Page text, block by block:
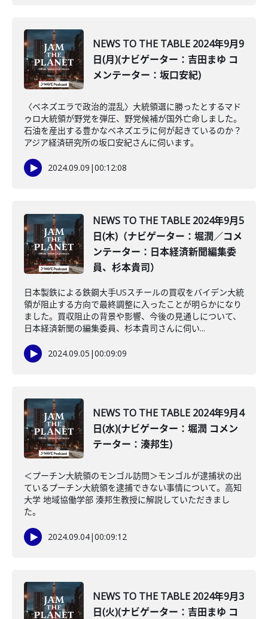
NEWS TO THE TABLE 2024年9月9
日(月)(ナビゲーター：吉田まゆ コ
メンテーター：坂口安紀)
〈ベネズエラで政治的混乱〉大統領選に勝ったとするマド
ゥロ大統領が野党を弾圧、野党候補が国外亡命しました。
石油を産出する豊かなベネズエラに何が起きているのか？
アジア経済研究所の坂口安紀さんに伺います。
2024.09.09 |00:12:08
NEWS TO THE TABLE 2024年9月5
日(木)（ナビゲーター：堀潤／コメ
ンテーター：日本経済新聞編集委
員、杉本貴司）
日本製鉄による鉄鋼大手USスチールの買収をバイデン大統
領が阻止する方向で最終調整に入ったことが明らかになり
ました。買収阻止の背景や影響、今後の見通しについて、
日本経済新聞の編集委員、杉本貴司さんに伺い...
2024.09.05 |00:09:09
NEWS TO THE TABLE 2024年9月4
日(水)(ナビゲーター：堀潤 コメン
テーター：湊邦生)
＜プーチン大統領のモンゴル訪問＞モンゴルが逮捕状の出
ているプーチン大統領を逮捕できない事情について。高知
大学 地域協働学部 湊邦生教授に解説していただきまし
た。
2024.09.04|00:09:12
NEWS TO THE TABLE 2024年9月3
日(火)(ナビゲーター：吉田まゆ コ